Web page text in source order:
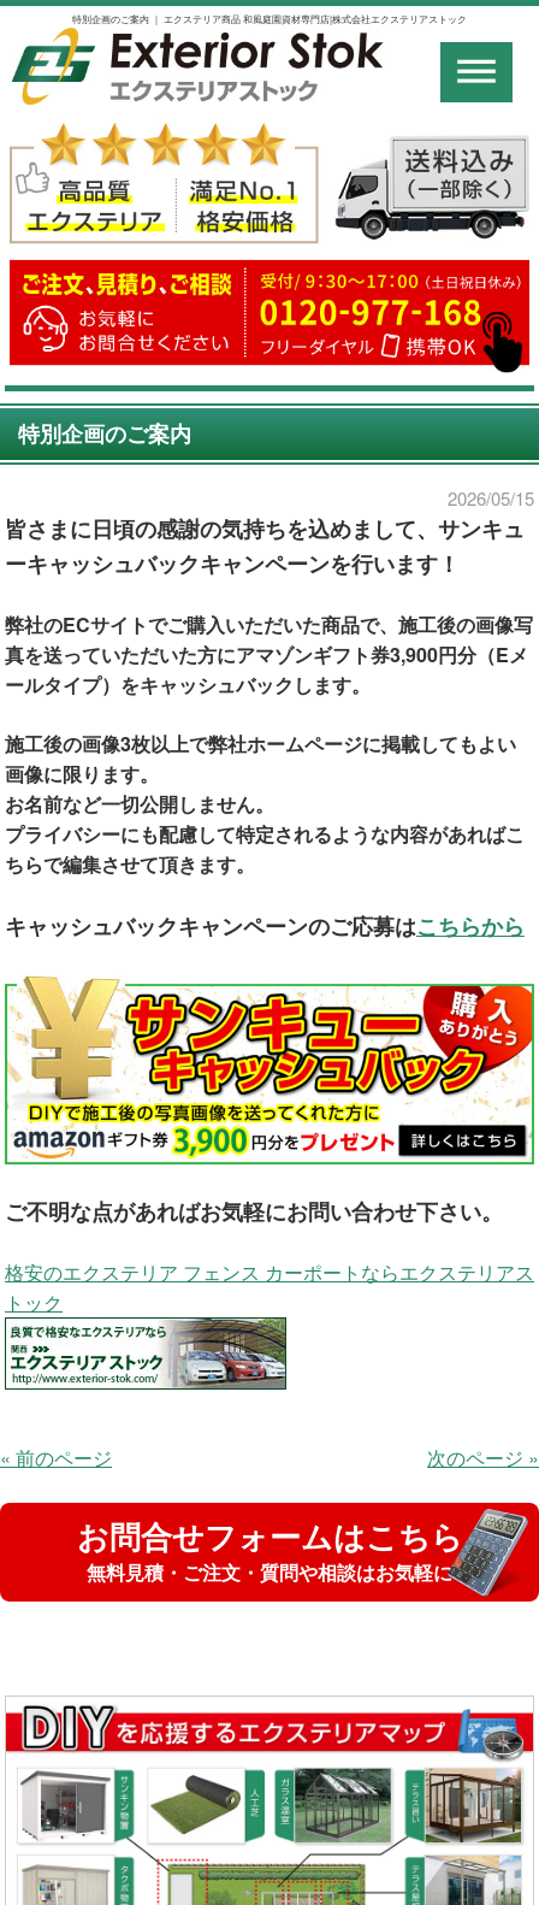
特別企画のご案内 ｜ エクステリア商品 和風庭園資材専門店|株式会社エクステリアストック
特別企画のご案内
2026/05/15
皆さまに日頃の感謝の気持ちを込めまして、サンキュ
ーキャッシュバックキャンペーンを行います！
弊社のECサイトでご購入いただいた商品で、施工後の画像写
真を送っていただいた方にアマゾンギフト券3,900円分（Eメ
ールタイプ）をキャッシュバックします。
施工後の画像3枚以上で弊社ホームページに掲載してもよい
画像に限ります。
お名前など一切公開しません。
プライバシーにも配慮して特定されるような内容があればこ
ちらで編集させて頂きます。
キャッシュバックキャンペーンのご応募はこちらから
ご不明な点があればお気軽にお問い合わせ下さい。
格安のエクステリア フェンス カーポートならエクステリアス
トック
« 前のページ 次のページ »
お問合せフォームはこちら
無料見積・ご注文・質問や相談はお気軽に